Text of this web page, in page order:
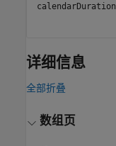
calendarDuration
详细信息
全部折叠
数组页